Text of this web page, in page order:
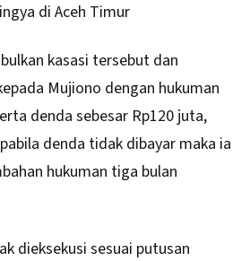
di Aceh Timur
kasasi tersebut dan
Mujiono dengan hukuman
denda sebesar Rp120 juta,
denda tidak dibayar maka ia
hukuman tiga bulan
dieksekusi sesuai putusan